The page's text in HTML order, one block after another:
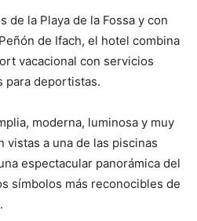
de la Playa de la Fossa y con
de Ifach, el hotel combina
vacacional con servicios
para deportistas.
moderna, luminosa y muy
vistas a una de las piscinas
espectacular panorámica del
símbolos más reconocibles de